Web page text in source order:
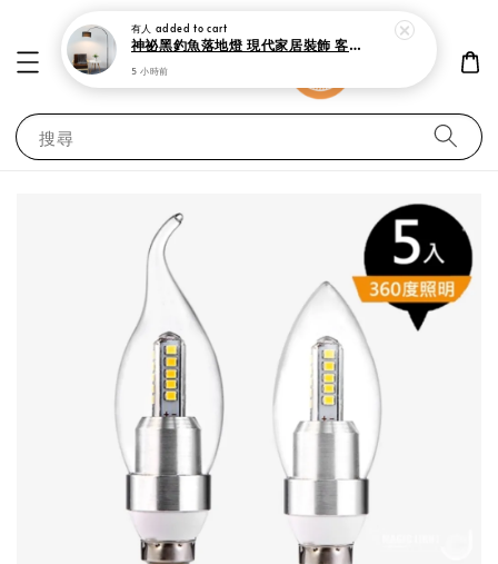
搜尋
有人 added to cart
神祕黑釣魚落地燈 現代家居裝飾 客廳 書房與臥室立燈
5 小時前